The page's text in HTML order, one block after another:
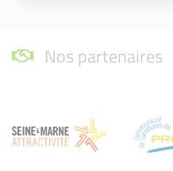
Nos partenaires